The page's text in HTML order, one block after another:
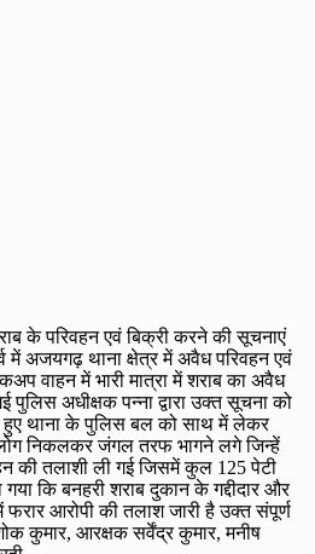
के परिवहन एवं बिक्री करने की सूचनाएं
में अजयगढ़ थाना क्षेत्र में अवैध परिवहन एवं
वाहन में भारी मात्रा में शराब का अवैध
अधीक्षक पन्ना द्वारा उक्त सूचना को
हुए थाना के पुलिस बल को साथ में लेकर
निकलकर जंगल तरफ भागने लगे जिन्हें
की तलाशी ली गई जिसमें कुल 125 पेटी
कि बनहरी शराब दुकान के गद्दीदार और
फरार आरोपी की तलाश जारी है उक्त संपूर्ण
कुमार, आरक्षक सर्वेंद्र कुमार, मनीष